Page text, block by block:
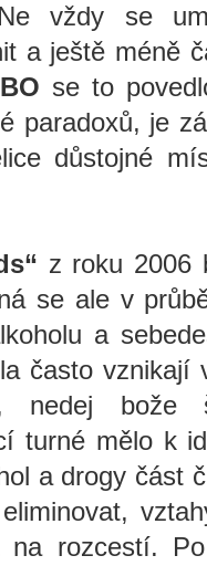
vždy se
a ještě méně
se to
paradoxů, je
důstojné
z roku 2006
se ale v
a
často vznikají
nedej bože
turné mělo k
a drogy část
na rozcestí.